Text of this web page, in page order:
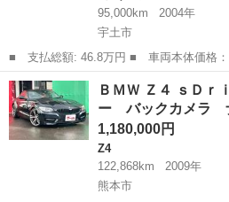
95,000km
2004年
宇土市
■ 支払総額: 46.8万円 ■ 車両本体価格： 398,000 円 ■ メーカー
名： ＢＭＷ ■ 車種名： ３シリーズ
ｉ Ｍスポーツ ■ 排気量： 2000cc ■
熊本 宇土市
ＢＭＷ Ｚ４ ｓＤ
ー バックカメラ
1,180,000円
Z4
122,868km
2009年
熊本市